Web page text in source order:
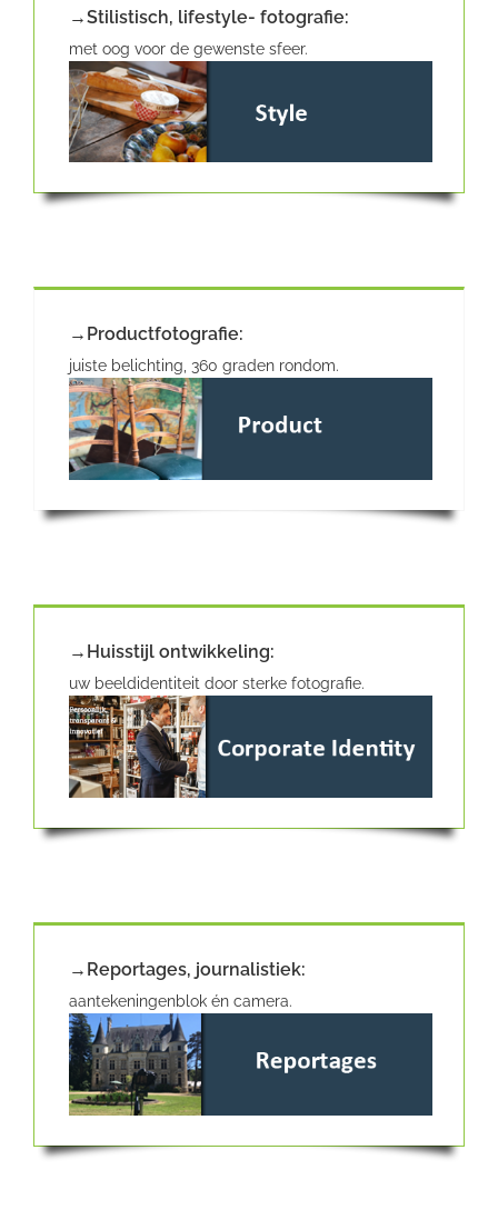
→Stilistisch, lifestyle- fotografie:
met oog voor de gewenste sfeer.
→Productfotografie:
juiste belichting, 360 graden rondom.
→Huisstijl ontwikkeling:
uw beeldidentiteit door sterke fotografie.
→Reportages, journalistiek:
aantekeningenblok én camera.